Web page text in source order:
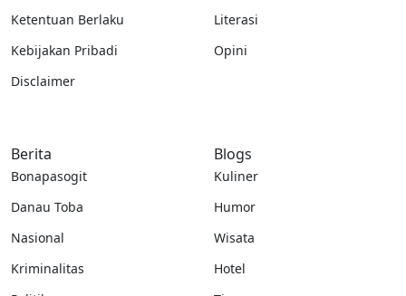
Ketentuan Berlaku
Kebijakan Pribadi
Disclaimer
Literasi
Opini
Berita
Bonapasogit
Danau Toba
Nasional
Kriminalitas
Blogs
Kuliner
Humor
Wisata
Hotel